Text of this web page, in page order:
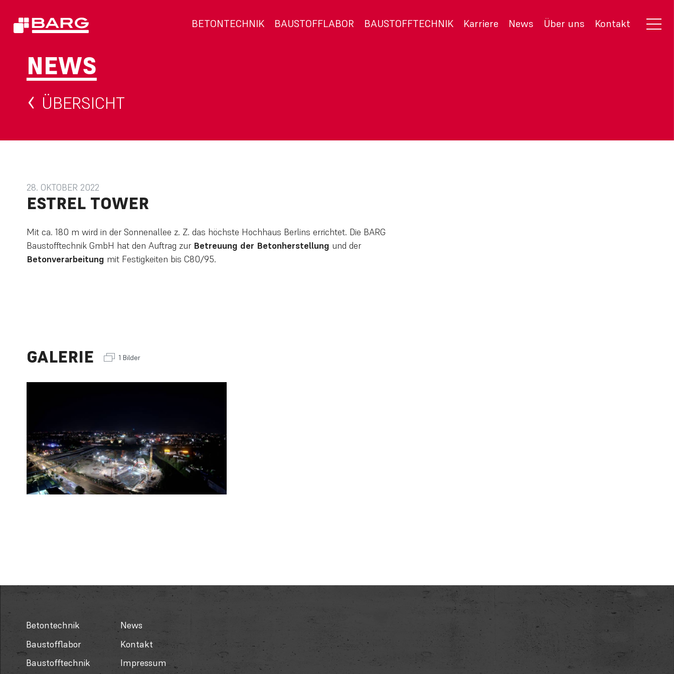
BETONTECHNIK BAUSTOFFLABOR BAUSTOFFTECHNIK Karriere News Über uns Kontakt
NEWS
ÜBERSICHT
28. OKTOBER 2022
ESTREL TOWER
Mit ca. 180 m wird in der Sonnenallee z. Z. das höchste Hochhaus Berlins errichtet. Die BARG
Baustofftechnik GmbH hat den Auftrag zur Betreuung der Betonherstellung und der
Betonverarbeitung mit Festigkeiten bis C80/95.
GALERIE 1 Bilder
Betontechnik
Baustofflabor
Baustofftechnik
News
Kontakt
Impressum